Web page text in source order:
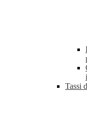
Tassi